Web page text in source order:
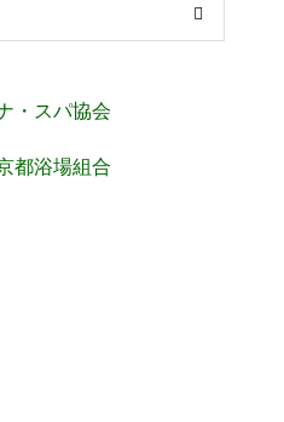
・スパ協会
都浴場組合